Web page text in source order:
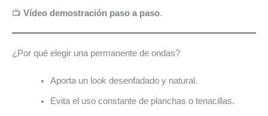
📺 Vídeo demostración paso a paso.
¿Por qué elegir una permanente de ondas?
Aporta un look desenfadado y natural.
Evita el uso constante de planchas o tenacillas.